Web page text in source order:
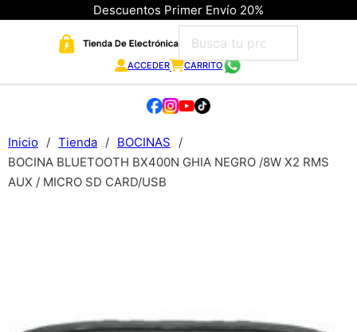
Descuentos Primer Envío 20%
ACCEDER CARRITO
Inicio / Tienda / BOCINAS
/
BOCINA BLUETOOTH BX400N GHIA NEGRO /8W X2 RMS
AUX / MICRO SD CARD/USB